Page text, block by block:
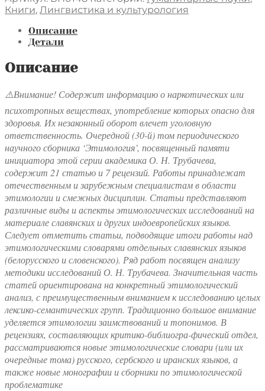
Этимология.
2008
Книги, Лингвистика и культурология
Описание
Детали
Описание
⚠️Внимание! Содержит информацию о наркотических или
психотропных веществах, употребление которых опасно для
здоровья. Их незаконный оборот влечет уголовную
ответственность. Очередной (30-й) том периодического
научного сборника ‘Этимология’, посвященный памяти
инициатора этой серии академика О. Н. Трубачева,
содержит 21 статью и 7 рецензий. Работы принадлежат
отечественным и зарубежным специалистам в области
этимологии и смежных дисциплин. Статьи представляют
различные виды и аспекты этимологических исследований на
материале славянских и других индоевропейских языков.
Следует отметить статьи, подводящие итоги работы над
этимологическими словарями отдельных славянских языков
(белорусского и словенского). Ряд работ посвящен анализу
методики исследований О. Н. Трубачева. Значительная часть
статей ориентирована на конкретный этимологический
анализ, с преимущественным вниманием к исследованию целых
лексико-семантических групп. Традиционно большое внимание
уделяется этимологии заимствований и топонимов. В
рецензиях, составляющих критико-библиогра-фический отдел,
рассматриваются новые этимологические словари (или их
очередные тома) русского, сербского и иранских языков, а
также новые монографии и сборники по этимологической
проблематике